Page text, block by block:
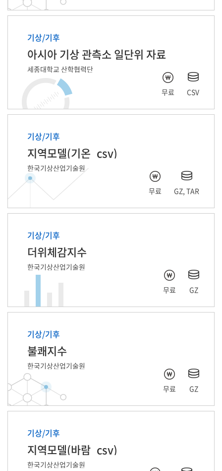
기상/기후
아시아 기상 관측소 일단위 자료
세종대학교 산학협력단
무료 CSV
기상/기후
지역모델(기온_csv)
한국기상산업기술원
무료 GZ, TAR
기상/기후
더위체감지수
한국기상산업기술원
무료 GZ
기상/기후
불쾌지수
한국기상산업기술원
무료 GZ
기상/기후
지역모델(바람_csv)
한국기상산업기술원